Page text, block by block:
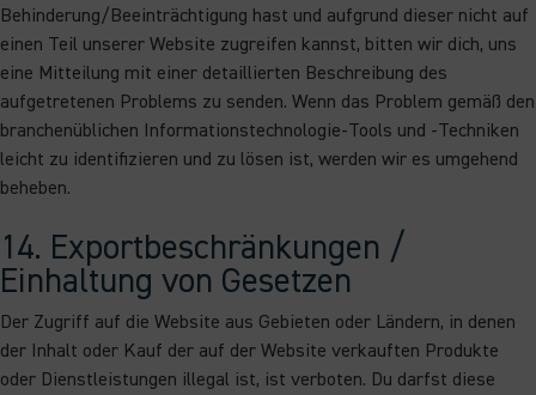
Behinderung/Beeinträchtigung hast und aufgrund dieser nicht auf
einen Teil unserer Website zugreifen kannst, bitten wir dich, uns
eine Mitteilung mit einer detaillierten Beschreibung des
aufgetretenen Problems zu senden. Wenn das Problem gemäß den
branchenüblichen Informationstechnologie-Tools und -Techniken
leicht zu identifizieren und zu lösen ist, werden wir es umgehend
beheben.
14. Exportbeschränkungen /
Einhaltung von Gesetzen
Der Zugriff auf die Website aus Gebieten oder Ländern, in denen
der Inhalt oder Kauf der auf der Website verkauften Produkte
oder Dienstleistungen illegal ist, ist verboten. Du darfst diese